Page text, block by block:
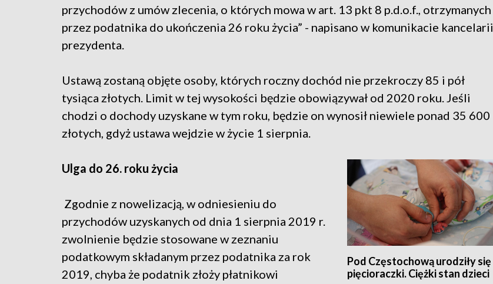
przychodów z umów zlecenia, o których mowa w art. 13 pkt 8 p.d.o.f., otrzymanych
przez podatnika do ukończenia 26 roku życia” - napisano w komunikacie kancelarii
prezydenta.
Ustawą zostaną objęte osoby, których roczny dochód nie przekroczy 85 i pół
tysiąca złotych. Limit w tej wysokości będzie obowiązywał od 2020 roku. Jeśli
chodzi o dochody uzyskane w tym roku, będzie on wynosił niewiele ponad 35 600
złotych, gdyż ustawa wejdzie w życie 1 sierpnia.
Pod Częstochową urodziły się
pięcioraczki. Ciężki stan dzieci
Ulga do 26. roku życia
Zgodnie z nowelizacją, w odniesieniu do
przychodów uzyskanych od dnia 1 sierpnia 2019 r.
zwolnienie będzie stosowane w zeznaniu
podatkowym składanym przez podatnika za rok
2019, chyba że podatnik złoży płatnikowi